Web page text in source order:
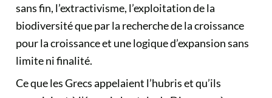
sans fin, l’extractivisme, l’exploitation de la
biodiversité que par la recherche de la croissance
pour la croissance et une logique d’expansion sans
limite ni finalité.
Ce que les Grecs appelaient l’hubris et qu’ils